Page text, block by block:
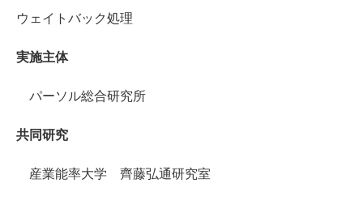
ウェイトバック処理
実施主体
パーソル総合研究所
共同研究
産業能率大学 齊藤弘通研究室